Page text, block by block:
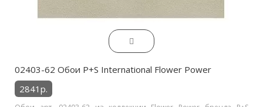
02403-62 Обои P+S International Flower Power
2841р.